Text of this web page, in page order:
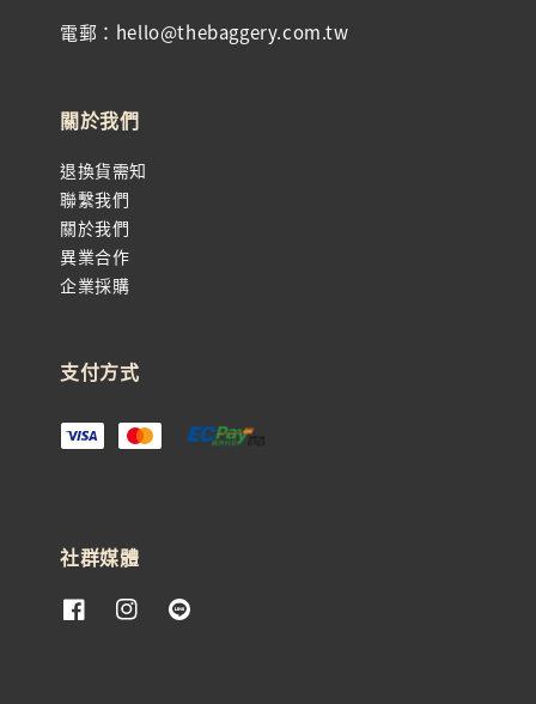
電郵：hello@thebaggery.com.tw
關於我們
退換貨需知
聯繫我們
關於我們
異業合作
企業採購
支付方式
社群媒體